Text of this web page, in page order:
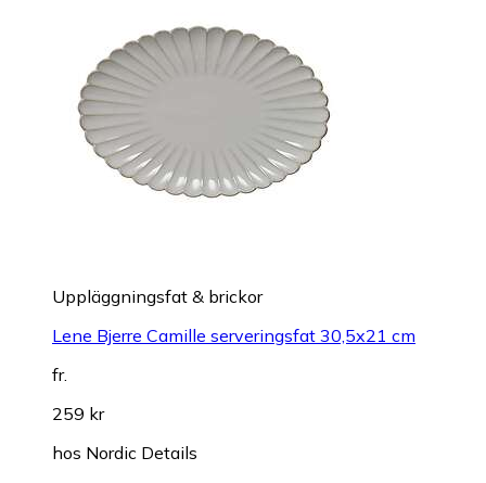
Uppläggningsfat & brickor
Lene Bjerre Camille serveringsfat 30,5x21 cm
fr.
259 kr
hos Nordic Details